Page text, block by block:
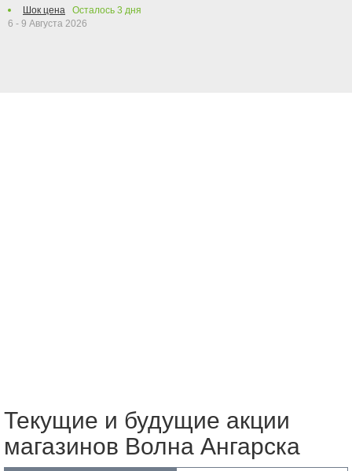
Шок цена Осталось 3 дня
6 - 9 Августа 2026
Текущие и будущие акции
магазинов Волна Ангарска